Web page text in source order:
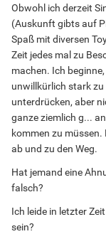
Obwohl ich derzeit
(Auskunft gibts auf
Spaß mit diversen
Zeit jedes mal zu
machen. Ich
unwillkürlich stark zu
unterdrücken, aber
ganze ziemlich g...
kommen zu müssen.
ab und zu den Weg.
Hat jemand eine
falsch?
Ich leide in letzter
sein?